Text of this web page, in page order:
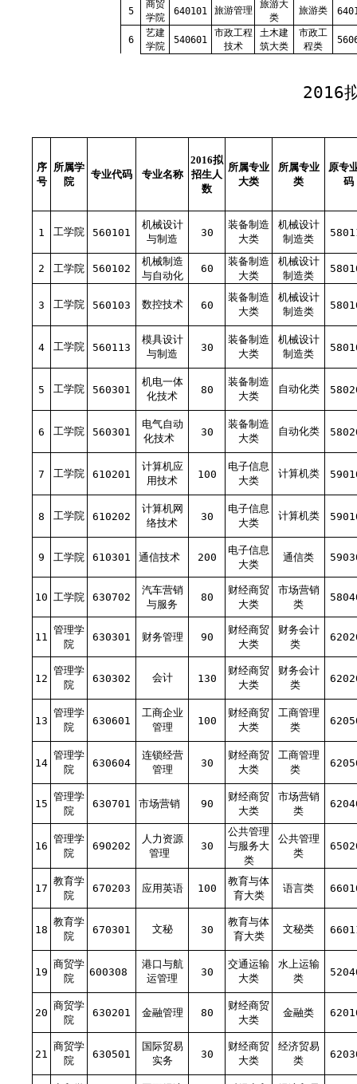
5
商贸
学院
640101 旅游管理
旅游大
类
旅游类
6
艺建
学院
540601
市政工程
技术
土木建
筑大类
市政工
程类
2016
序
号
所属学
院
专业代码 专业名称
2016拟
招生人
数
所属专业
大类
所属专业
类
原专
码
1 工学院 560101
机械设计
与制造
30
装备制造
大类
机械设计
制造类
2 工学院 560102
机械制造
与自动化
60
装备制造
大类
机械设计
制造类
3 工学院 560103 数控技术 60
装备制造
大类
机械设计
制造类
4 工学院 560113
模具设计
与制造
30
装备制造
大类
机械设计
制造类
5 工学院 560301
机电一体
化技术
80
装备制造
大类
自动化类
6 工学院 560301
电气自动
化技术
30
装备制造
大类
自动化类
7 工学院 610201
计算机应
用技术
100
电子信息
大类
计算机类
8 工学院 610202
计算机网
络技术
30
电子信息
大类
计算机类
9 工学院 610301 通信技术 200
电子信息
大类
通信类
10 工学院 630702
汽车营销
与服务
80
财经商贸
大类
市场营销
类
11
管理学
院
630301 财务管理 90
财经商贸
大类
财务会计
类
12
管理学
院
630302 会计 130
财经商贸
大类
财务会计
类
13
管理学
院
630601
工商企业
管理
100
财经商贸
大类
工商管理
类
14
管理学
院
630604
连锁经营
管理
30
财经商贸
大类
工商管理
类
15
管理学
院
630701 市场营销 90
财经商贸
大类
市场营销
类
16
管理学
院
690202
人力资源
管理
30
公共管理
与服务大
类
公共管理
类
17
教育学
院
670203 应用英语 100
教育与体
育大类
语言类
18
教育学
院
670301 文秘 30
教育与体
育大类
文秘类
19
商贸学
院
600308
港口与航
运管理
30
交通运输
大类
水上运输
类
20
商贸学
院
630201 金融管理 80
财经商贸
大类
金融类
21
商贸学
院
630501
国际贸易
实务
30
财经商贸
大类
经济贸易
类